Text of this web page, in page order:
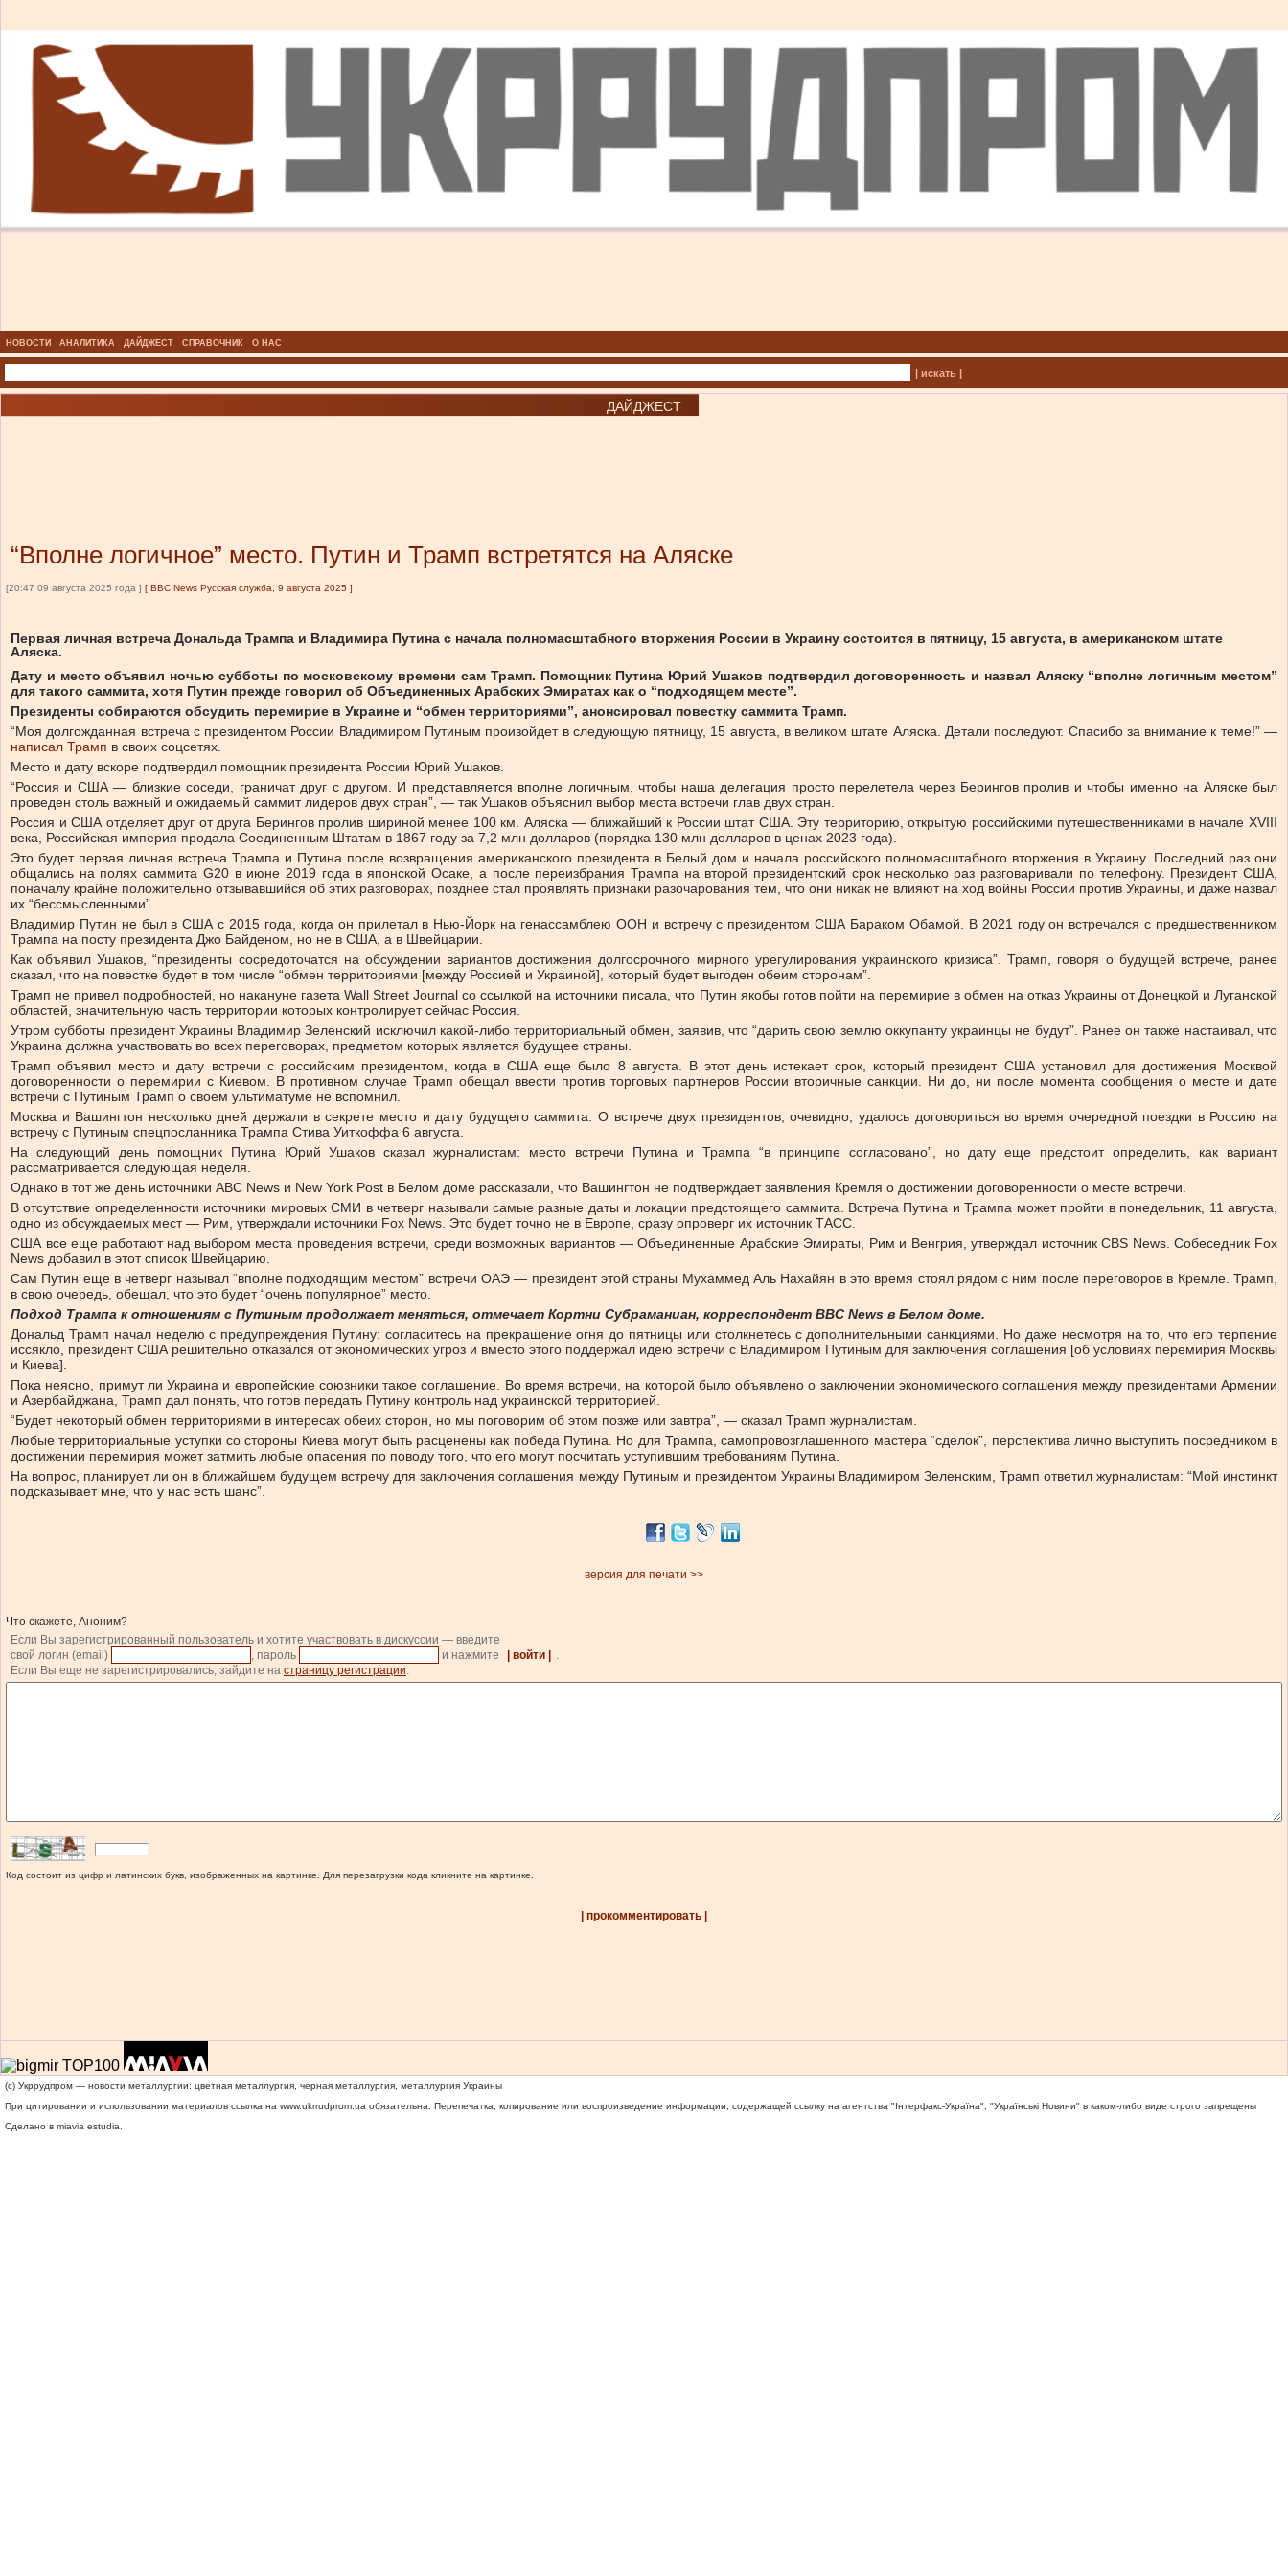
НОВОСТИ АНАЛИТИКА ДАЙДЖЕСТ СПРАВОЧНИК О НАС
| искать |
ДАЙДЖЕСТ
“Вполне логичное” место. Путин и Трамп встретятся на Аляске
[20:47 09 августа 2025 года ] [ BBC News Русская служба, 9 августа 2025 ]
Первая личная встреча Дональда Трампа и Владимира Путина с начала полномасштабного вторжения России в Украину состоится в пятницу, 15 августа, в американском штате
Аляска.
Дату и место объявил ночью субботы по московскому времени сам Трамп. Помощник Путина Юрий Ушаков подтвердил договоренность и назвал Аляску “вполне логичным местом”
для такого саммита, хотя Путин прежде говорил об Объединенных Арабских Эмиратах как о “подходящем месте”.
Президенты собираются обсудить перемирие в Украине и “обмен территориями”, анонсировал повестку саммита Трамп.
“Моя долгожданная встреча с президентом России Владимиром Путиным произойдет в следующую пятницу, 15 августа, в великом штате Аляска. Детали последуют. Спасибо за внимание к теме!” —
написал Трамп в своих соцсетях.
Место и дату вскоре подтвердил помощник президента России Юрий Ушаков.
“Россия и США — близкие соседи, граничат друг с другом. И представляется вполне логичным, чтобы наша делегация просто перелетела через Берингов пролив и чтобы именно на Аляске был
проведен столь важный и ожидаемый саммит лидеров двух стран”, — так Ушаков объяснил выбор места встречи глав двух стран.
Россия и США отделяет друг от друга Берингов пролив шириной менее 100 км. Аляска — ближайший к России штат США. Эту территорию, открытую российскими путешественниками в начале XVIII
века, Российская империя продала Соединенным Штатам в 1867 году за 7,2 млн долларов (порядка 130 млн долларов в ценах 2023 года).
Это будет первая личная встреча Трампа и Путина после возвращения американского президента в Белый дом и начала российского полномасштабного вторжения в Украину. Последний раз они
общались на полях саммита G20 в июне 2019 года в японской Осаке, а после переизбрания Трампа на второй президентский срок несколько раз разговаривали по телефону. Президент США,
поначалу крайне положительно отзывавшийся об этих разговорах, позднее стал проявлять признаки разочарования тем, что они никак не влияют на ход войны России против Украины, и даже назвал
их “бессмысленными”.
Владимир Путин не был в США с 2015 года, когда он прилетал в Нью-Йорк на генассамблею ООН и встречу с президентом США Бараком Обамой. В 2021 году он встречался с предшественником
Трампа на посту президента Джо Байденом, но не в США, а в Швейцарии.
Как объявил Ушаков, “президенты сосредоточатся на обсуждении вариантов достижения долгосрочного мирного урегулирования украинского кризиса”. Трамп, говоря о будущей встрече, ранее
сказал, что на повестке будет в том числе “обмен территориями [между Россией и Украиной], который будет выгоден обеим сторонам”.
Трамп не привел подробностей, но накануне газета Wall Street Journal со ссылкой на источники писала, что Путин якобы готов пойти на перемирие в обмен на отказ Украины от Донецкой и Луганской
областей, значительную часть территории которых контролирует сейчас Россия.
Утром субботы президент Украины Владимир Зеленский исключил какой-либо территориальный обмен, заявив, что “дарить свою землю оккупанту украинцы не будут”. Ранее он также настаивал, что
Украина должна участвовать во всех переговорах, предметом которых является будущее страны.
Трамп объявил место и дату встречи c российским президентом, когда в США еще было 8 августа. В этот день истекает срок, который президент США установил для достижения Москвой
договоренности о перемирии с Киевом. В противном случае Трамп обещал ввести против торговых партнеров России вторичные санкции. Ни до, ни после момента сообщения о месте и дате
встречи с Путиным Трамп о своем ультиматуме не вспомнил.
Москва и Вашингтон несколько дней держали в секрете место и дату будущего саммита. О встрече двух президентов, очевидно, удалось договориться во время очередной поездки в Россию на
встречу с Путиным спецпосланника Трампа Стива Уиткоффа 6 августа.
На следующий день помощник Путина Юрий Ушаков сказал журналистам: место встречи Путина и Трампа “в принципе согласовано”, но дату еще предстоит определить, как вариант
рассматривается следующая неделя.
Однако в тот же день источники ABC News и New York Post в Белом доме рассказали, что Вашингтон не подтверждает заявления Кремля о достижении договоренности о месте встречи.
В отсутствие определенности источники мировых СМИ в четверг называли самые разные даты и локации предстоящего саммита. Встреча Путина и Трампа может пройти в понедельник, 11 августа,
одно из обсуждаемых мест — Рим, утверждали источники Fox News. Это будет точно не в Европе, сразу опроверг их источник ТАСС.
США все еще работают над выбором места проведения встречи, среди возможных вариантов — Объединенные Арабские Эмираты, Рим и Венгрия, утверждал источник CBS News. Собеседник Fox
News добавил в этот список Швейцарию.
Сам Путин еще в четверг называл “вполне подходящим местом” встречи ОАЭ — президент этой страны Мухаммед Аль Нахайян в это время стоял рядом с ним после переговоров в Кремле. Трамп,
в свою очередь, обещал, что это будет “очень популярное” место.
Подход Трампа к отношениям с Путиным продолжает меняться, отмечает Кортни Субраманиан, корреспондент BBC News в Белом доме.
Дональд Трамп начал неделю с предупреждения Путину: согласитесь на прекращение огня до пятницы или столкнетесь с дополнительными санкциями. Но даже несмотря на то, что его терпение
иссякло, президент США решительно отказался от экономических угроз и вместо этого поддержал идею встречи с Владимиром Путиным для заключения соглашения [об условиях перемирия Москвы
и Киева].
Пока неясно, примут ли Украина и европейские союзники такое соглашение. Во время встречи, на которой было объявлено о заключении экономического соглашения между президентами Армении
и Азербайджана, Трамп дал понять, что готов передать Путину контроль над украинской территорией.
“Будет некоторый обмен территориями в интересах обеих сторон, но мы поговорим об этом позже или завтра”, — сказал Трамп журналистам.
Любые территориальные уступки со стороны Киева могут быть расценены как победа Путина. Но для Трампа, самопровозглашенного мастера “сделок”, перспектива лично выступить посредником в
достижении перемирия может затмить любые опасения по поводу того, что его могут посчитать уступившим требованиям Путина.
На вопрос, планирует ли он в ближайшем будущем встречу для заключения соглашения между Путиным и президентом Украины Владимиром Зеленским, Трамп ответил журналистам: “Мой инстинкт
подсказывает мне, что у нас есть шанс”.
версия для печати >>
Что скажете, Аноним?
Если Вы зарегистрированный пользователь и хотите участвовать в дискуссии — введите
свой логин (email)
, пароль и нажмите | войти |
.
Если Вы еще не зарегистрировались, зайдите на страницу регистрации.
Код состоит из цифр и латинских букв, изображенных на картинке. Для перезагрузки кода кликните на картинке.
| прокомментировать |
(c) Укррудпром — новости металлургии: цветная металлургия, черная металлургия, металлургия Украины
При цитировании и использовании материалов ссылка на www.ukrrudprom.ua обязательна. Перепечатка, копирование или воспроизведение информации, содержащей ссылку на агентства "Iнтерфакс-Україна", "Українськi Новини" в каком-либо виде строго запрещены
Сделано в miavia estudia.